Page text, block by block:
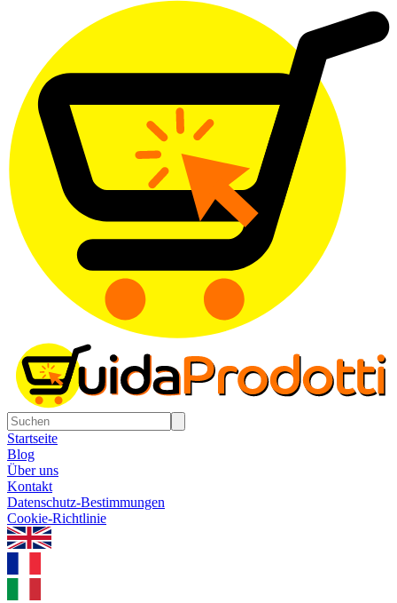
Startseite
Blog
Über uns
Kontakt
Datenschutz-Bestimmungen
Cookie-Richtlinie